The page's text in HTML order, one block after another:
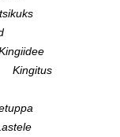
Kingitus